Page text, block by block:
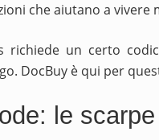
che aiutano a
richiede un certo
DocBuy è qui per
le